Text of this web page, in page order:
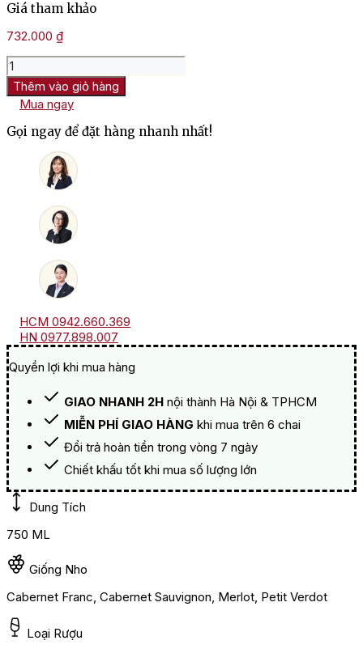
Giá tham khảo
732.000 ₫
Rượu
Vang
Pháp
Chateau
Castera
Cru
Bourgeois
Thêm vào giỏ hàng
Mua ngay
Gọi ngay để đặt hàng nhanh nhất!
HCM 0942.660.369
HN 0977.898.007
Quyền lợi khi mua hàng
GIAO NHANH 2H nội thành Hà Nội & TPHCM
MIỄN PHÍ GIAO HÀNG khi mua trên 6 chai
Đổi trả hoàn tiền trong vòng 7 ngày
Chiết khấu tốt khi mua số lượng lớn
Dung Tích
750 ML
Giống Nho
Cabernet Franc, Cabernet Sauvignon, Merlot, Petit Verdot
Loại Rượu